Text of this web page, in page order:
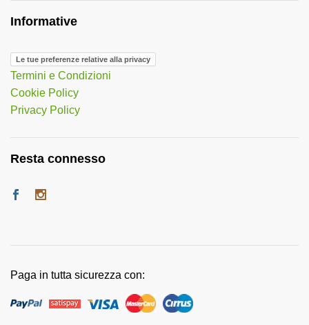
Informative
Le tue preferenze relative alla privacy
Termini e Condizioni
Cookie Policy
Privacy Policy
Resta connesso
Paga in tutta sicurezza con: